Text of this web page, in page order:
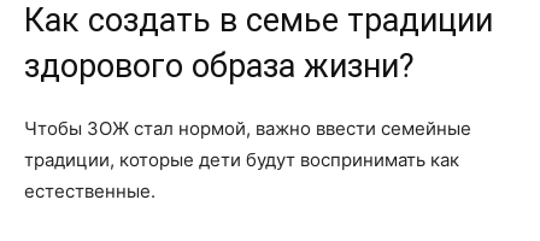
Как создать в семье традиции
здорового образа жизни?
Чтобы ЗОЖ стал нормой, важно ввести семейные
традиции, которые дети будут воспринимать как
естественные.